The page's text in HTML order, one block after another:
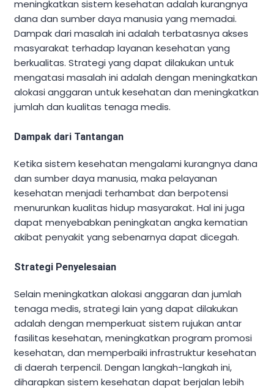
meningkatkan sistem kesehatan adalah kurangnya
dana dan sumber daya manusia yang memadai.
Dampak dari masalah ini adalah terbatasnya akses
masyarakat terhadap layanan kesehatan yang
berkualitas. Strategi yang dapat dilakukan untuk
mengatasi masalah ini adalah dengan meningkatkan
alokasi anggaran untuk kesehatan dan meningkatkan
jumlah dan kualitas tenaga medis.
Dampak dari Tantangan
Ketika sistem kesehatan mengalami kurangnya dana
dan sumber daya manusia, maka pelayanan
kesehatan menjadi terhambat dan berpotensi
menurunkan kualitas hidup masyarakat. Hal ini juga
dapat menyebabkan peningkatan angka kematian
akibat penyakit yang sebenarnya dapat dicegah.
Strategi Penyelesaian
Selain meningkatkan alokasi anggaran dan jumlah
tenaga medis, strategi lain yang dapat dilakukan
adalah dengan memperkuat sistem rujukan antar
fasilitas kesehatan, meningkatkan program promosi
kesehatan, dan memperbaiki infrastruktur kesehatan
di daerah terpencil. Dengan langkah-langkah ini,
diharapkan sistem kesehatan dapat berjalan lebih